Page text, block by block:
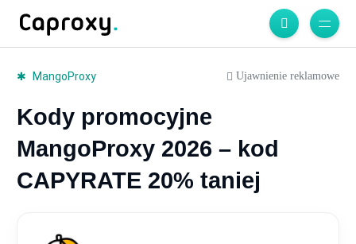
MangoProxy Ujawnienie reklamowe
Kody promocyjne
MangoProxy 2026 – kod
CAPYRATE 20% taniej